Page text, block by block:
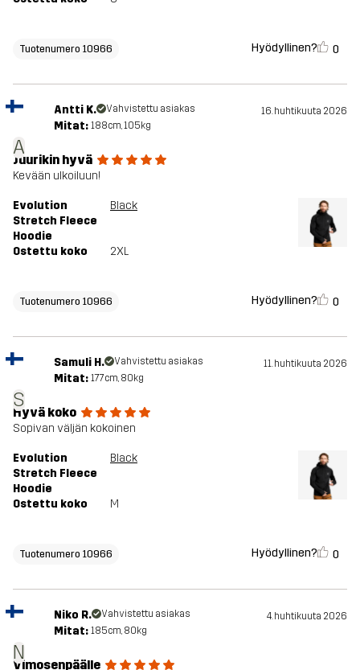
Tuotenumero 10966 Hyödyllinen? 0
A
Antti K. Vahvistettu asiakas 16. huhtikuuta 2026
Mitat: 188cm, 105kg
Juurikin hyvä
Kevään ulkoiluun!
Evolution
Stretch Fleece
Hoodie
Black
Ostettu koko 2XL
Tuotenumero 10966 Hyödyllinen? 0
S
Samuli H. Vahvistettu asiakas 11. huhtikuuta 2026
Mitat: 177cm, 80kg
Hyvä koko
Sopivan väljän kokoinen
Evolution
Stretch Fleece
Hoodie
Black
Ostettu koko M
Tuotenumero 10966 Hyödyllinen? 0
N
Niko R. Vahvistettu asiakas 4. huhtikuuta 2026
Mitat: 185cm, 80kg
Vimosenpäälle